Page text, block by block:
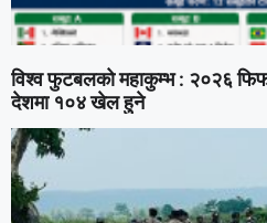
विश्व फुटबलको महाकुम्भ : २०२६
देशमा १०४ खेल हुने